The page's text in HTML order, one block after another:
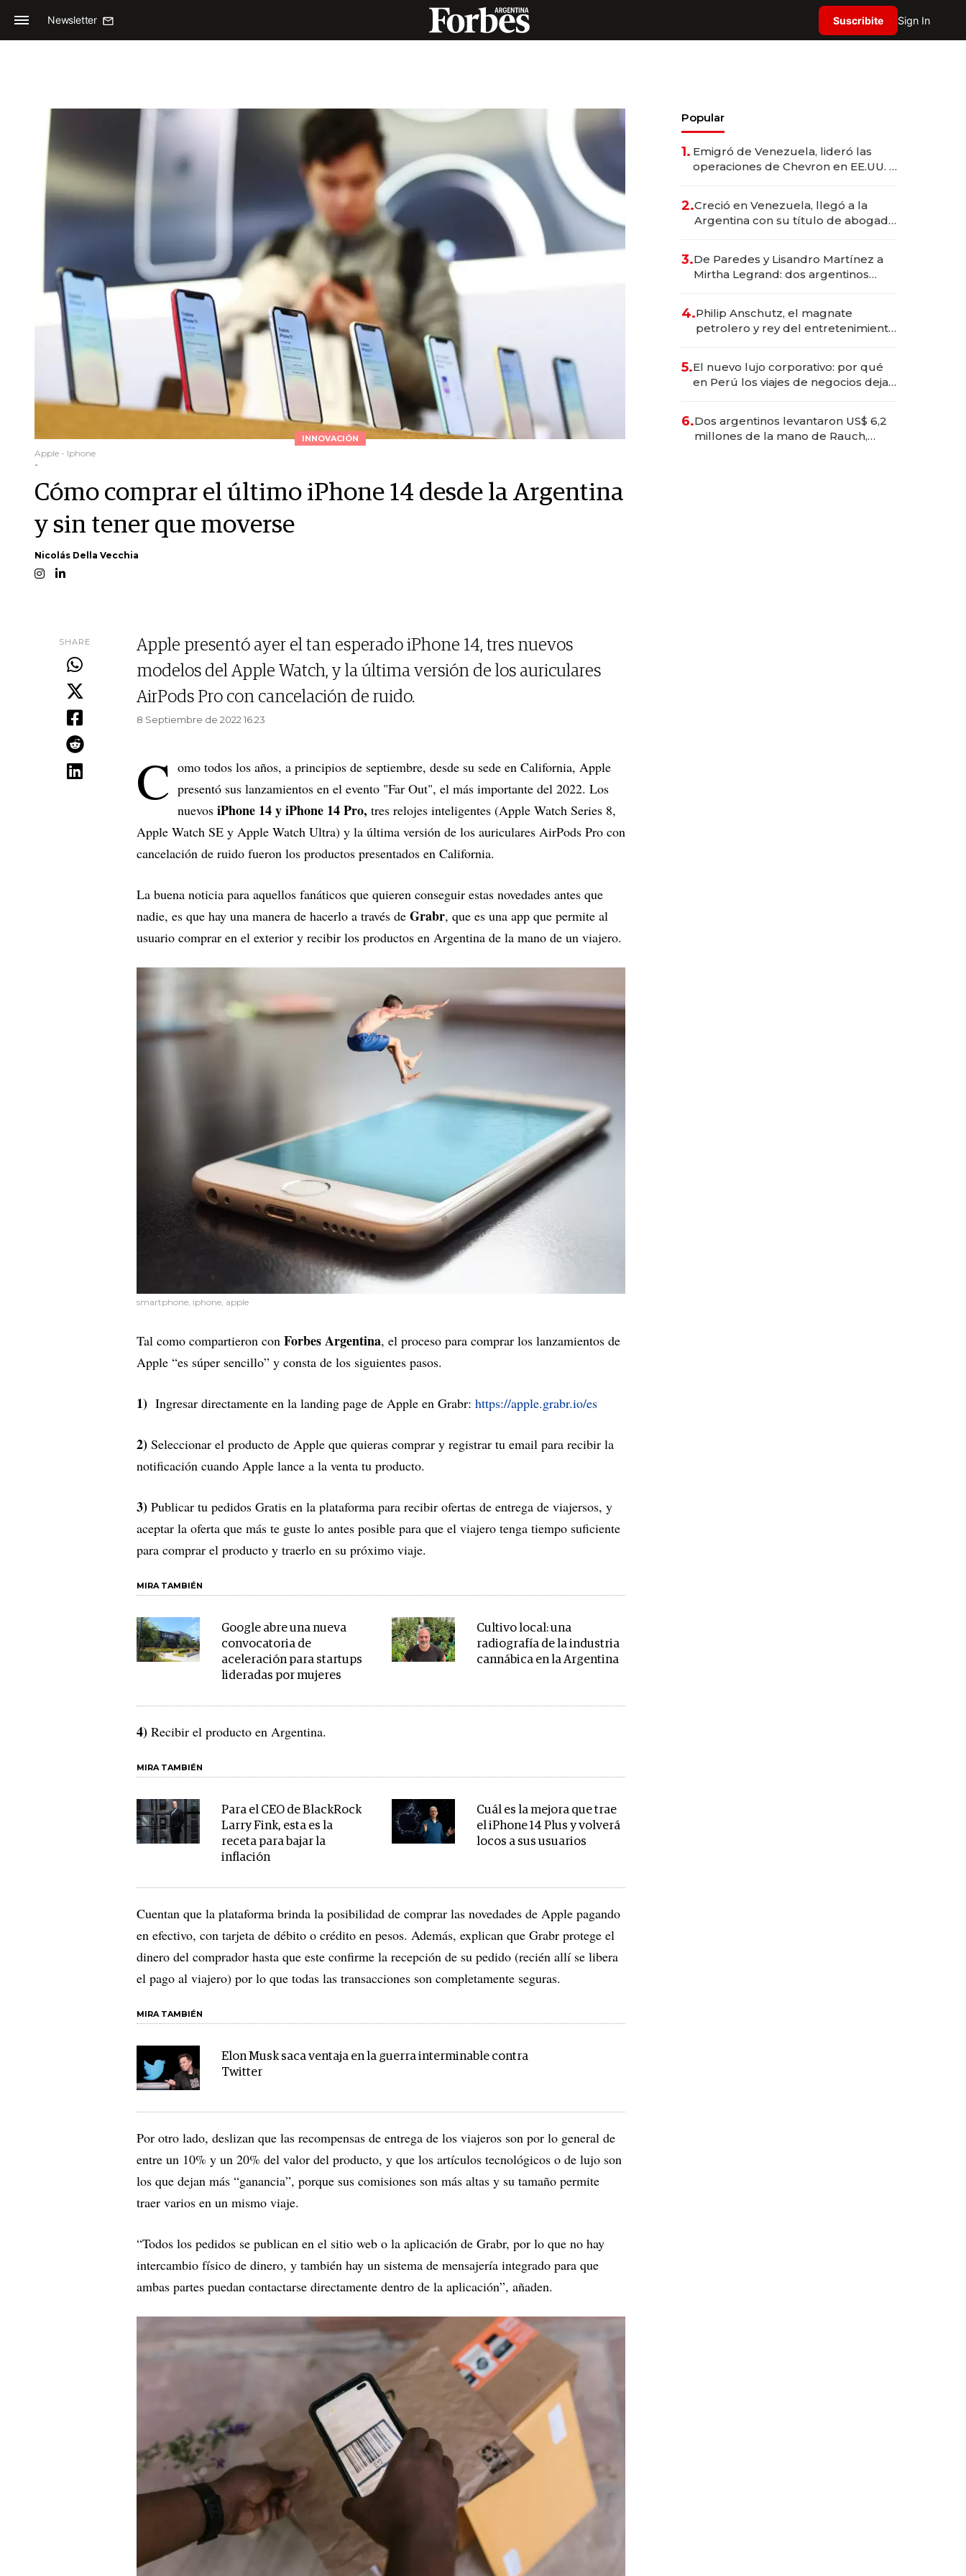
Newsletter Suscribite Sign In
INNOVACIÓN
Apple - Iphone
-
Cómo comprar el último iPhone 14 desde la Argentina
y sin tener que moverse
Nicolás Della Vecchia
SHARE
Apple presentó ayer el tan esperado iPhone 14, tres nuevos
modelos del Apple Watch, y la última versión de los auriculares
AirPods Pro con cancelación de ruido.
8 Septiembre de 2022 16.23
C omo todos los años, a principios de septiembre, desde su sede en California, Apple
presentó sus lanzamientos en el evento "Far Out", el más importante del 2022. Los
nuevos iPhone 14 y iPhone 14 Pro, tres relojes inteligentes (Apple Watch Series 8,
Apple Watch SE y Apple Watch Ultra) y la última versión de los auriculares AirPods Pro con
cancelación de ruido fueron los productos presentados en California.
La buena noticia para aquellos fanáticos que quieren conseguir estas novedades antes que
nadie, es que hay una manera de hacerlo a través de Grabr, que es una app que permite al
usuario comprar en el exterior y recibir los productos en Argentina de la mano de un viajero.
smartphone, iphone, apple
Tal como compartieron con Forbes Argentina, el proceso para comprar los lanzamientos de
Apple “es súper sencillo” y consta de los siguientes pasos.
1) Ingresar directamente en la landing page de Apple en Grabr: https://apple.grabr.io/es
2) Seleccionar el producto de Apple que quieras comprar y registrar tu email para recibir la
notificación cuando Apple lance a la venta tu producto.
3) Publicar tu pedidos Gratis en la plataforma para recibir ofertas de entrega de viajersos, y
aceptar la oferta que más te guste lo antes posible para que el viajero tenga tiempo suficiente
para comprar el producto y traerlo en su próximo viaje.
MIRA TAMBIÉN
Google abre una nueva
convocatoria de
aceleración para startups
lideradas por mujeres
Cultivo local: una
radiografía de la industria
cannábica en la Argentina
4) Recibir el producto en Argentina.
MIRA TAMBIÉN
Para el CEO de BlackRock
Larry Fink, esta es la
receta para bajar la
inflación
Cuál es la mejora que trae
el iPhone 14 Plus y volverá
locos a sus usuarios
Cuentan que la plataforma brinda la posibilidad de comprar las novedades de Apple pagando
en efectivo, con tarjeta de débito o crédito en pesos. Además, explican que Grabr protege el
dinero del comprador hasta que este confirme la recepción de su pedido (recién allí se libera
el pago al viajero) por lo que todas las transacciones son completamente seguras.
MIRA TAMBIÉN
Elon Musk saca ventaja en la guerra interminable contra
Twitter
Por otro lado, deslizan que las recompensas de entrega de los viajeros son por lo general de
entre un 10% y un 20% del valor del producto, y que los artículos tecnológicos o de lujo son
los que dejan más “ganancia”, porque sus comisiones son más altas y su tamaño permite
traer varios en un mismo viaje.
“Todos los pedidos se publican en el sitio web o la aplicación de Grabr, por lo que no hay
intercambio físico de dinero, y también hay un sistema de mensajería integrado para que
ambas partes puedan contactarse directamente dentro de la aplicación”, añaden.
Popular
1. Emigró de Venezuela, lideró las
operaciones de Chevron en EE.UU. y
2.Creció en Venezuela, llegó a la
Argentina con su título de abogado
marcas "fast premium"
3.De Paredes y Lisandro Martínez a
Mirtha Legrand: dos argentinos
4.Philip Anschutz, el magnate
petrolero y rey del entretenimiento
5.El nuevo lujo corporativo: por qué
en Perú los viajes de negocios dejan
en experiencias transformadoras
6.Dos argentinos levantaron US$ 6,2
millones de la mano de Rauch,